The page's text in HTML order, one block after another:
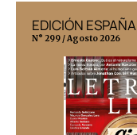
EDICIÓN ESPAÑA
N° 299 / Agosto 2026